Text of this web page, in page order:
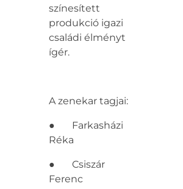
színesített
produkció igazi
családi élményt
ígér.
A zenekar tagjai:
● Farkasházi
Réka
● Csiszár
Ferenc